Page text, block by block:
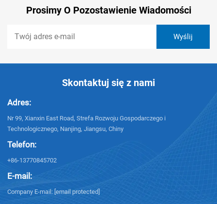
Prosimy O Pozostawienie Wiadomości
Skontaktuj się z nami
Adres:
Nr 99, Xianxin East Road, Strefa Rozwoju Gospodarczego i
Technologicznego, Nanjing, Jiangsu, Chiny
Telefon:
+86-13770845702
E-mail:
Company E-mail: [email protected]